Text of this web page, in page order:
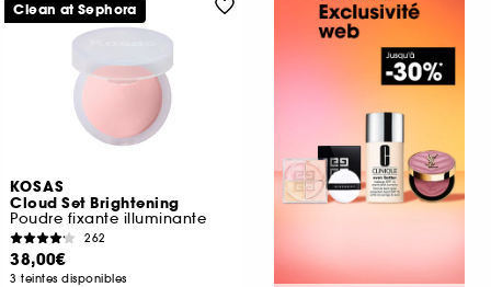
KOSAS
Cloud Set Brightening
Poudre fixante illuminante
262
38,00€
3 teintes disponibles
Clean at Sephora